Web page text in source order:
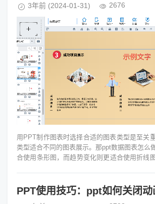
3年前 (2024-01-31) 2676
用PPT制作图表时选择合适的图表类型是至关
类型适合不同的图表展示。那ppt数据图表怎么
合使用条形图，而趋势变化则更适合使用折线
PPT使用技巧：ppt如何关闭动